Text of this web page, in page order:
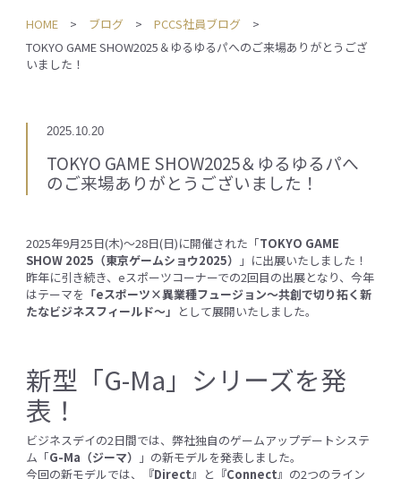
HOME ブログ
PCCS社員ブログ
TOKYO GAME SHOW2025＆ゆるゆるパへのご来場ありがとうござ
いました！
2025.10.20
TOKYO GAME SHOW2025＆ゆるゆるパへ
のご来場ありがとうございました！
2025年9月25日(木)～28日(日)に開催された「TOKYO GAME
SHOW 2025（東京ゲームショウ2025）
」に出展いたしました！
昨年に引き続き、eスポーツコーナーでの2回目の出展となり、今年
はテーマを 「eスポーツ×異業種フュージョン～共創で切り拓く新
たなビジネスフィールド～」 として展開いたしました。
新型「G-Ma」シリーズを発
表！
ビジネスデイの2日間では、弊社独自のゲームアップデートシステ
ム「G-Ma（ジーマ）
」の新モデルを発表しました。
今回の新モデルでは、
『Direct』 と 『Connect』 の2つのライン